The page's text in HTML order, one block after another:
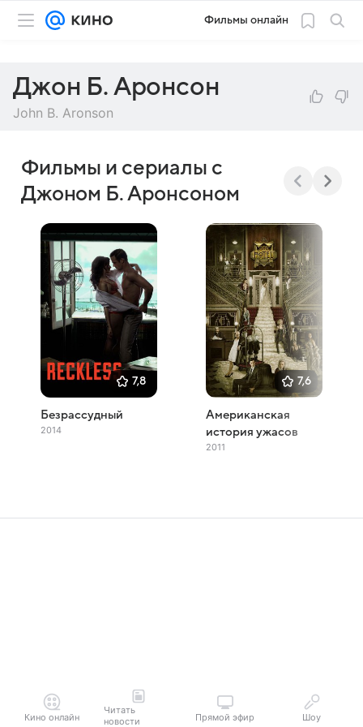
Фильмы онлайн
Джон Б. Аронсон
John B. Aronson
Фильмы и сериалы с
Джоном Б. Аронсоном
7,8
Безрассудный
2014
7,6
Американская
история ужасов
2011
Кино онлайн
Читать
новости
Прямой эфир Шоу